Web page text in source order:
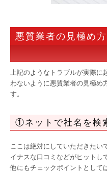
悪質業者の見極め
上記のようなトラブルが実際
わないように悪質業者の見極め
す。
①ネットで社名を検
ここは絶対にしていただきたい
イナスな口コミなどがヒットし
他にもチェックポイントとして